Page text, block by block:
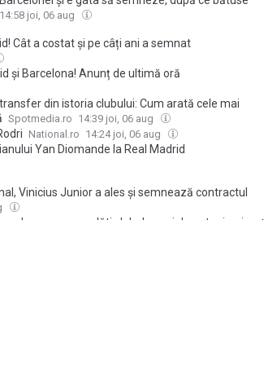
14:58 joi, 06 aug
Cât a costat și pe câți ani a semnat
și Barcelona! Anunț de ultimă oră
din istoria clubului: Cum arată cele mai
Spotmedia.ro 14:39 joi, 06 aug
National.ro 14:24 joi, 06 aug
Yan Diomande la Real Madrid
Vinicius Junior a ales și semnează contractul
pe care o va plăti clubul spaniol pentru ivorian +
out our US edition?